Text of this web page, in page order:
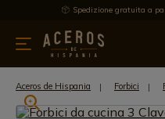
Spedizione gratuita a
cucina Offre Ultime
Aceros de Hispania Forbici